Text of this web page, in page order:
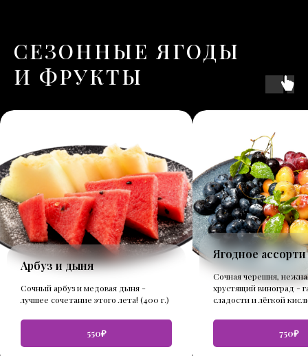
СЕЗОННЫЕ ЯГОДЫ
И ФРУКТЫ
Арбуз и дыня
Сочный арбуз и медовая дыня -
лучшее сочетание этого лета! (400 г.)
550₽
Ягодное ассорти
Сочная черешня,
хрустящий виноград -
сладости и лёгкой
750₽